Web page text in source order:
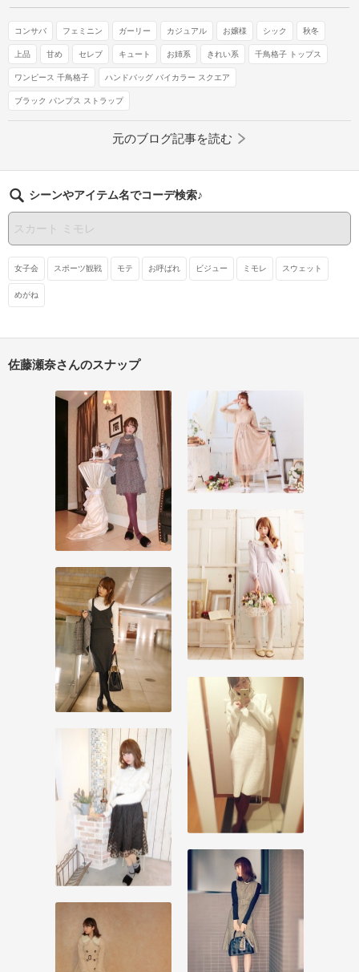
コンサバ フェミニン ガーリー カジュアル お嬢様 シック 秋冬
上品 甘め セレブ キュート お姉系 きれい系 千鳥格子 トップス
ワンピース 千鳥格子 ハンドバッグ バイカラー スクエア
ブラック パンプス ストラップ
元のブログ記事を読む
シーンやアイテム名でコーデ検索♪
女子会 スポーツ観戦 モテ お呼ばれ ビジュー ミモレ スウェット
めがね
佐藤瀬奈さんのスナップ